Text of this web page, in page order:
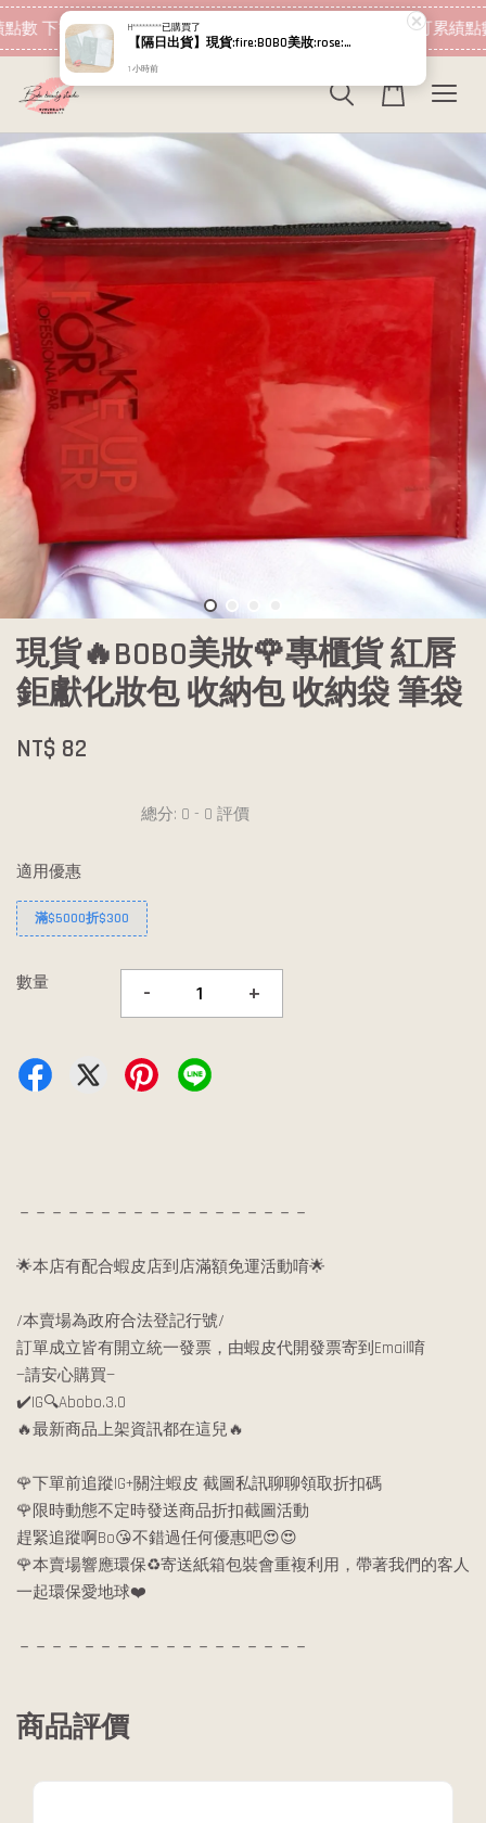
數 下筆消費即可折抵 現在去購物！ 加入會員 消費即可累績點
現貨🔥BOBO美妝🌹專櫃貨 紅唇
鉅獻化妝包 收納包 收納袋 筆袋
NT$ 82
總分: 0 - 0 評價
適用優惠
滿$5000折$300
數量 - +
－－－－－－－－－－－－－－－－－－
🌟本店有配合蝦皮店到店滿額免運活動唷🌟
/本賣場為政府合法登記行號/
訂單成立皆有開立統一發票，由蝦皮代開發票寄到Email唷
—請安心購買—
✔️IG🔍Abobo.3.0
🔥最新商品上架資訊都在這兒🔥
🌹下單前追蹤IG+關注蝦皮 截圖私訊聊聊領取折扣碼
🌹限時動態不定時發送商品折扣截圖活動
趕緊追蹤啊Bo😘不錯過任何優惠吧😍😍
🌹本賣場響應環保♻️寄送紙箱包裝會重複利用，帶著我們的客人
一起環保愛地球❤️
－－－－－－－－－－－－－－－－－－
商品評價
H*********已購買了
【隔日出貨】現貨:fire:BOBO美妝:rose:專櫃貨 Relove 拋光酵母泌膜 嫩白/控油 5g+5g 試用包
1 小時前